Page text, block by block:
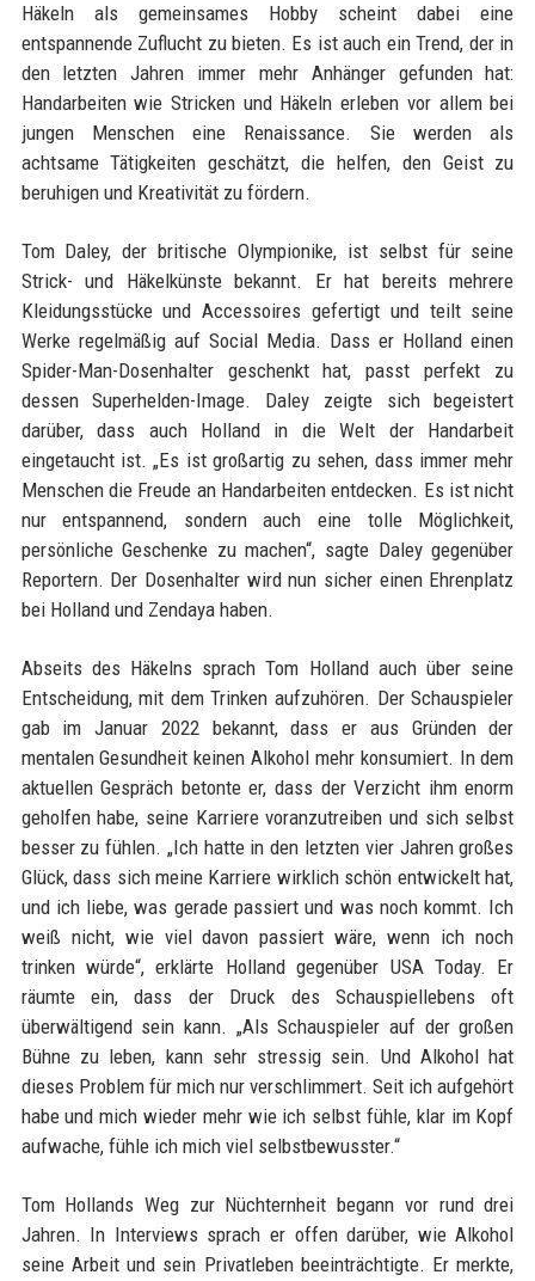
Häkeln als gemeinsames Hobby scheint dabei eine
entspannende Zuflucht zu bieten. Es ist auch ein Trend, der in
den letzten Jahren immer mehr Anhänger gefunden hat:
Handarbeiten wie Stricken und Häkeln erleben vor allem bei
jungen Menschen eine Renaissance. Sie werden als
achtsame Tätigkeiten geschätzt, die helfen, den Geist zu
beruhigen und Kreativität zu fördern.
Tom Daley, der britische Olympionike, ist selbst für seine
Strick- und Häkelkünste bekannt. Er hat bereits mehrere
Kleidungsstücke und Accessoires gefertigt und teilt seine
Werke regelmäßig auf Social Media. Dass er Holland einen
Spider-Man-Dosenhalter geschenkt hat, passt perfekt zu
dessen Superhelden-Image. Daley zeigte sich begeistert
darüber, dass auch Holland in die Welt der Handarbeit
eingetaucht ist. „Es ist großartig zu sehen, dass immer mehr
Menschen die Freude an Handarbeiten entdecken. Es ist nicht
nur entspannend, sondern auch eine tolle Möglichkeit,
persönliche Geschenke zu machen“, sagte Daley gegenüber
Reportern. Der Dosenhalter wird nun sicher einen Ehrenplatz
bei Holland und Zendaya haben.
Abseits des Häkelns sprach Tom Holland auch über seine
Entscheidung, mit dem Trinken aufzuhören. Der Schauspieler
gab im Januar 2022 bekannt, dass er aus Gründen der
mentalen Gesundheit keinen Alkohol mehr konsumiert. In dem
aktuellen Gespräch betonte er, dass der Verzicht ihm enorm
geholfen habe, seine Karriere voranzutreiben und sich selbst
besser zu fühlen. „Ich hatte in den letzten vier Jahren großes
Glück, dass sich meine Karriere wirklich schön entwickelt hat,
und ich liebe, was gerade passiert und was noch kommt. Ich
weiß nicht, wie viel davon passiert wäre, wenn ich noch
trinken würde“, erklärte Holland gegenüber USA Today. Er
räumte ein, dass der Druck des Schauspiellebens oft
überwältigend sein kann. „Als Schauspieler auf der großen
Bühne zu leben, kann sehr stressig sein. Und Alkohol hat
dieses Problem für mich nur verschlimmert. Seit ich aufgehört
habe und mich wieder mehr wie ich selbst fühle, klar im Kopf
aufwache, fühle ich mich viel selbstbewusster.“
Tom Hollands Weg zur Nüchternheit begann vor rund drei
Jahren. In Interviews sprach er offen darüber, wie Alkohol
seine Arbeit und sein Privatleben beeinträchtigte. Er merkte,